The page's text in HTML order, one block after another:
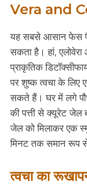
Vera and
यह सबसे आसान फेस
सकता है। हां,
प्राकृतिक
पर शुष्क त्वचा के लिए
सकते हैं। घर में लगे पौधे
की पत्ती से क्यूरेट जेल
जेल को मिलाकर एक
मिनट तक समान रूप
त्वचा का